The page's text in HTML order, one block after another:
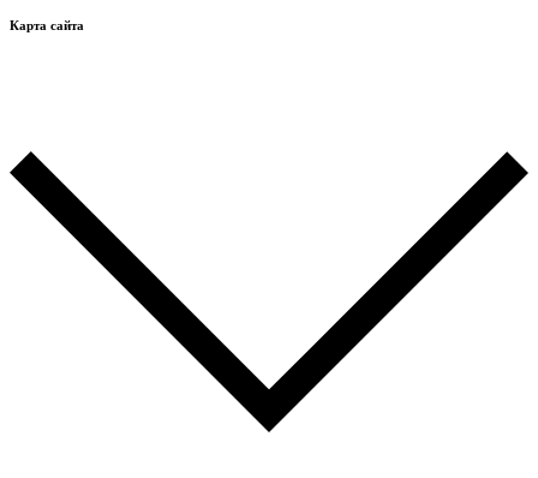
Карта сайта